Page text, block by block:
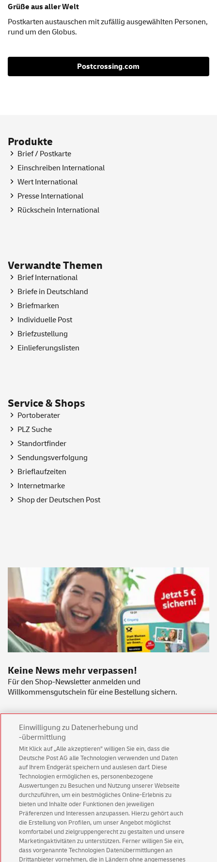
Grüße aus aller Welt
Postkarten austauschen mit zufällig ausgewählten Personen,
rund um den Globus.
Postcrossing.com
Produkte
Brief / Postkarte
Einschreiben International
Wert International
Presse International
Rückschein International
Verwandte Themen
Brief International
Briefe in Deutschland
Briefmarken
Individuelle Post
Briefzustellung
Einlieferungslisten
Service & Shops
Portoberater
PLZ Suche
Standortfinder
Sendungsverfolgung
Brieflaufzeiten
Internetmarke
Shopder Deutschen Post
Keine News mehr verpassen!
Für den Shop-Newsletter anmelden und
Willkommensgutschein für eine Bestellung sichern.
Jetzt anmelden und Rabatt sichern
Kundenservice
Warnung vor gefälschtenE-Mails
English Version
Impressum Rechtliche Hinweise
Datenschutz
Barrierefreiheit
Einwilligungs-Einstellungen
Einwilligung zu Datenerhebung und
-übermittlung
Mit Klick auf „Alle akzeptieren” willigen Sie ein, dass die
Deutsche Post AG alle Technologien verwenden und Daten
auf Ihrem Endgerät speichern und auslesen darf. Diese
Technologien ermöglichen es, personenbezogene
Auswertungen zu Besuchen und Nutzung unserer Webseite
durchzuführen, um ein bestmögliches Online-Erlebnis zu
bieten und Inhalte oder Funktionen den jeweiligen
Präferenzen und Interessen anzupassen. Hierzu gehört auch
die Erstellung von Profilen, um unser Angebot möglichst
komfortabel und zielgruppengerecht zu gestalten und unsere
Marketingaktivitäten zu unterstützen. Ferner willigen Sie ein,
dass vorgenannte Technologien Datenübermittlungen an
Drittanbieter vornehmen, die in Ländern ohne angemessenes